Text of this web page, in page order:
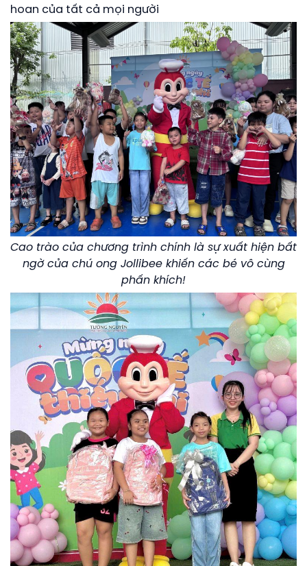
hoan của tất cả mọi người
Cao trào của chương trình chính là sự xuất hiện bất
ngờ của chú ong Jollibee khiến các bé vô cùng
phấn khích!